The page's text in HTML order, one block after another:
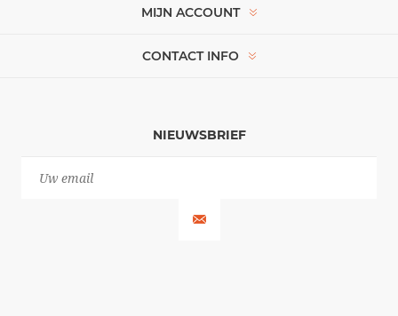
MIJN ACCOUNT
CONTACT INFO
NIEUWSBRIEF